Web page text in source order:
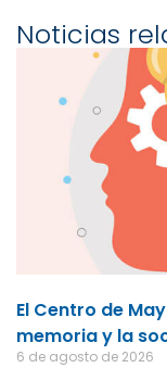
Noticias
El Centro de
memoria y la
6 de agosto de 2026